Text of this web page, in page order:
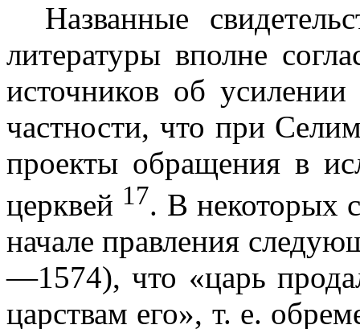
Названные
литературы вполне
источников об усилении
частности, что при
проекты обращения в
церквей 17. В некоторых
на­чале правления
—1574), что «царь
царствам его», т. е.